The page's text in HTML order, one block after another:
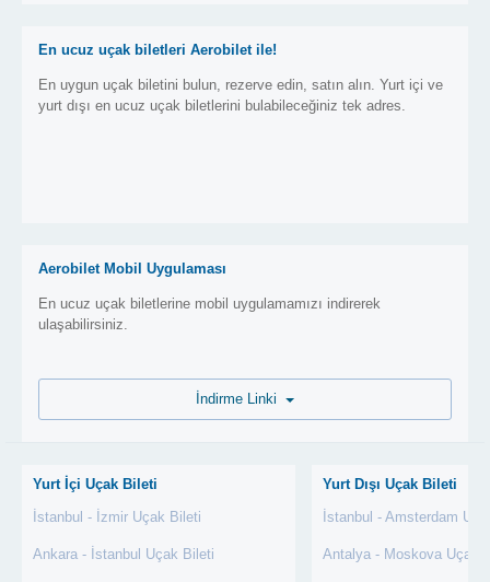
En ucuz uçak biletleri Aerobilet ile!
En uygun uçak biletini bulun, rezerve edin, satın alın. Yurt içi ve
yurt dışı en ucuz uçak biletlerini bulabileceğiniz tek adres.
Aerobilet Mobil Uygulaması
En ucuz uçak biletlerine mobil uygulamamızı indirerek
ulaşabilirsiniz.
Yurt İçi Uçak Bileti
İstanbul - İzmir Uçak Bileti
Ankara - İstanbul Uçak Bileti
Yurt Dışı Uçak Bileti
İstanbul - Amsterdam
Antalya - Moskova Uçak